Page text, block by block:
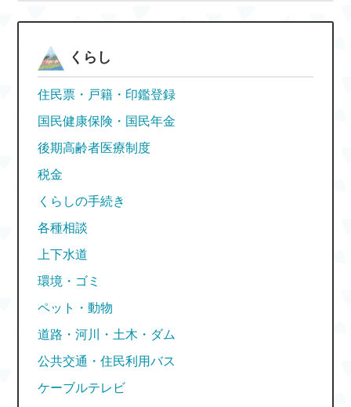
くらし
住民票・戸籍・印鑑登録
国民健康保険・国民年金
後期高齢者医療制度
税金
くらしの手続き
各種相談
上下水道
環境・ゴミ
ペット・動物
道路・河川・土木・ダム
公共交通・住民利用バス
ケーブルテレビ